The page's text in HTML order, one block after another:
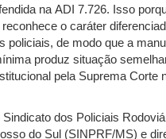
na ADI 7.726. Isso
o caráter
policiais, de modo que a
produz situação
pela Suprema Corte
dos Policiais
do Sul (SINPRF/MS) e